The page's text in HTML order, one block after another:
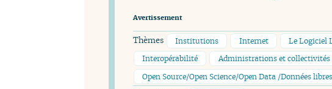
Avertissement
Thèmes Institutions Internet Le Logiciel
Interopérabilité
Administrations et collectivités
Open Source/Open Science/Open Data /Données